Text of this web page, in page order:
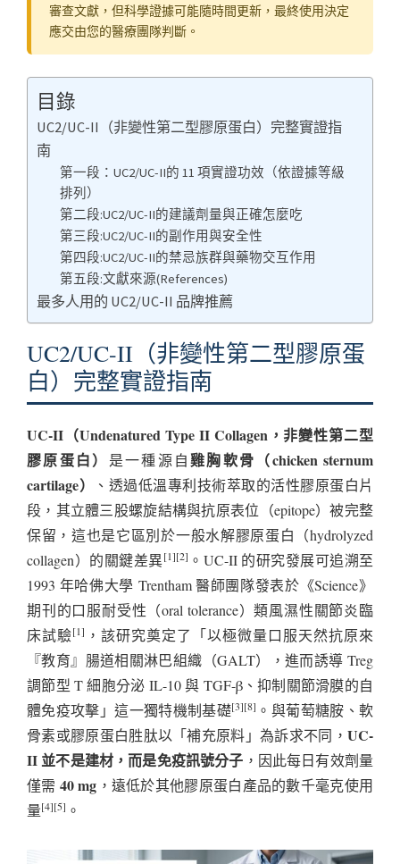
審查文獻，但科學證據可能隨時間更新，最終使用決定
應交由您的醫療團隊判斷。
目錄
UC2/UC-II（非變性第二型膠原蛋白）完整實證指
南
第一段：UC2/UC-II的 11 項實證功效（依證據等級
排列）
第二段:UC2/UC-II的建議劑量與正確怎麼吃
第三段:UC2/UC-II的副作用與安全性
第四段:UC2/UC-II的禁忌族群與藥物交互作用
第五段:文獻來源(References)
最多人用的 UC2/UC-II 品牌推薦
UC2/UC-II（非變性第二型膠原蛋
白）完整實證指南
UC-II（Undenatured Type II Collagen，非變性第二型
膠原蛋白）
是一種源自雞胸軟骨（chicken sternum
cartilage）
、透過低溫專利技術萃取的活性膠原蛋白片
段，其立體三股螺旋結構與抗原表位（epitope）被完整
保留，這也是它區別於一般水解膠原蛋白（hydrolyzed
collagen）的關鍵差異[1][2] 。UC-II 的研究發展可追溯至
1993 年哈佛大學 Trentham 醫師團隊發表於《Science》
期刊的口服耐受性（oral tolerance）類風濕性關節炎臨
床試驗[1] ，該研究奠定了「以極微量口服天然抗原來
『教育』腸道相關淋巴組織（GALT），進而誘導 Treg
調節型 T 細胞分泌 IL-10 與 TGF-β、抑制關節滑膜的自
體免疫攻擊」這一獨特機制基礎[3][8] 。與葡萄糖胺、軟
骨素或膠原蛋白胜肽以「補充原料」為訴求不同， UC-
II 並不是建材，而是免疫訊號分子 ，因此每日有效劑量
僅需 40 mg ，遠低於其他膠原蛋白產品的數千毫克使用
量[4][5] 。